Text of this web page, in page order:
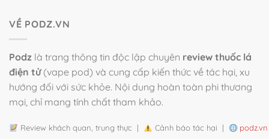
VỀ PODZ.VN
Podz là trang thông tin độc lập chuyên review thuốc lá
điện tử(vape pod) và cung cấp kiến thức về tác hại, xu
hướng đối với sức khỏe. Nội dung hoàn toàn phi thương
mại, chỉ mang tính chất tham khảo.
Review khách quan, trung thực | Cảnh báo tác hại | podz.vn